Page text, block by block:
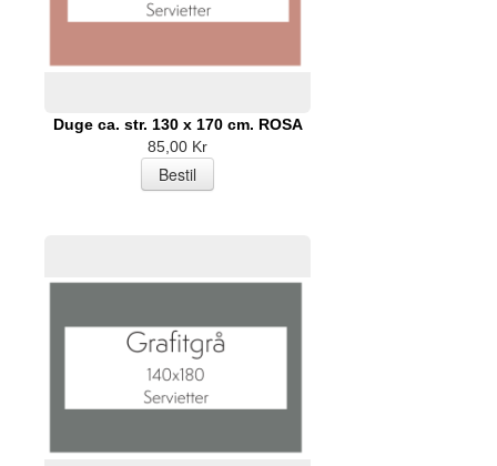
Duge ca. str. 130 x 170 cm. ROSA
85,00 Kr